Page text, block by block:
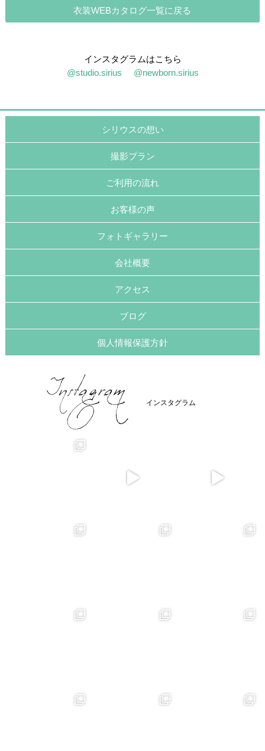
衣装WEBカタログ一覧に戻る
インスタグラムはこちら
@studio.sirius
@newborn.sirius
シリウスの想い
撮影プラン
ご利用の流れ
お客様の声
フォトギャラリー
会社概要
アクセス
ブログ
個人情報保護方針
インスタグラム